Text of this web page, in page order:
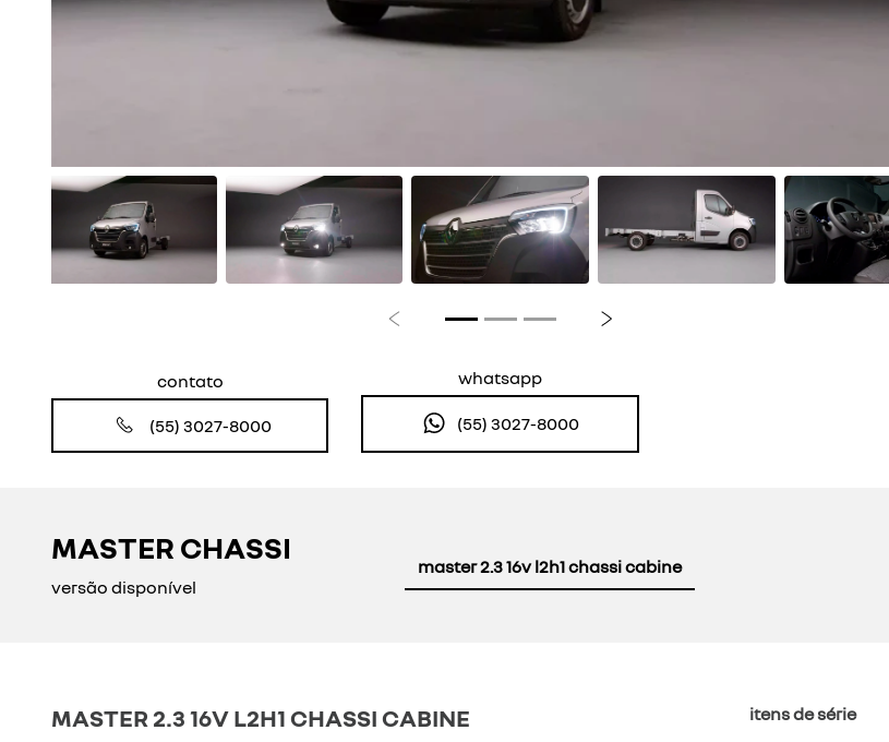
Anterior Próximo
contato
(55) 3027-8000
whatsapp
(55) 3027-8000
MASTER CHASSI
versão disponível
master 2.3 16v l2h1 chassi cabine
MASTER 2.3 16V L2H1 CHASSI CABINE itens de série